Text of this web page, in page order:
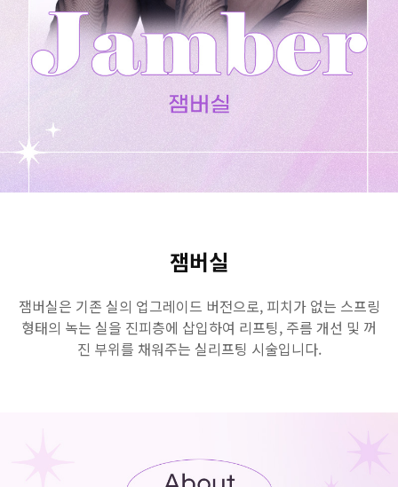
CHUNGCHEONG-DO
천안점 대전점
광주점
잼버실
잼버실은 기존 실의 업그레이드 버전으로, 피치가 없는 스프링
형태의 녹는 실을 진피층에 삽입하여 리프팅, 주름 개선 및 꺼
진 부위를 채워주는 실리프팅 시술입니다.